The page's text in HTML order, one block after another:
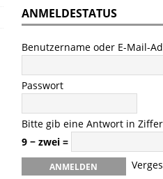
ANMELDESTATUS
Benutzername oder E-Mail-
Passwort
Bitte gib eine Antwort in
9 − zwei =